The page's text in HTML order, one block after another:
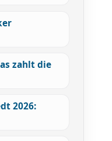
zahlt die
2026: